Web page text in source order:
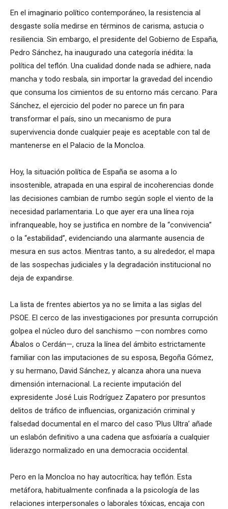
En el imaginario político contemporáneo, la resistencia al
desgaste solía medirse en términos de carisma, astucia o
resiliencia. Sin embargo, el presidente del Gobierno de España,
Pedro Sánchez, ha inaugurado una categoría inédita: la
política del teflón. Una cualidad donde nada se adhiere, nada
mancha y todo resbala, sin importar la gravedad del incendio
que consuma los cimientos de su entorno más cercano. Para
Sánchez, el ejercicio del poder no parece un fin para
transformar el país, sino un mecanismo de pura
supervivencia donde cualquier peaje es aceptable con tal de
mantenerse en el Palacio de la Moncloa.
Hoy, la situación política de España se asoma a lo
insostenible, atrapada en una espiral de incoherencias donde
las decisiones cambian de rumbo según sople el viento de la
necesidad parlamentaria. Lo que ayer era una línea roja
infranqueable, hoy se justifica en nombre de la “convivencia”
o la “estabilidad”, evidenciando una alarmante ausencia de
mesura en sus actos. Mientras tanto, a su alrededor, el mapa
de las sospechas judiciales y la degradación institucional no
deja de expandirse.
La lista de frentes abiertos ya no se limita a las siglas del
PSOE. El cerco de las investigaciones por presunta corrupción
golpea el núcleo duro del sanchismo —con nombres como
Ábalos o Cerdán—, cruza la línea del ámbito estrictamente
familiar con las imputaciones de su esposa, Begoña Gómez,
y su hermano, David Sánchez, y alcanza ahora una nueva
dimensión internacional. La reciente imputación del
expresidente José Luis Rodríguez Zapatero por presuntos
delitos de tráfico de influencias, organización criminal y
falsedad documental en el marco del caso ‘Plus Ultra’ añade
un eslabón definitivo a una cadena que asfixiaría a cualquier
liderazgo normalizado en una democracia occidental.
Pero en la Moncloa no hay autocrítica; hay teflón. Esta
metáfora, habitualmente confinada a la psicología de las
relaciones interpersonales o laborales tóxicas, encaja con